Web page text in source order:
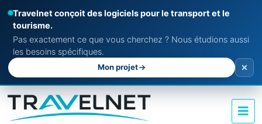
Travelnet conçoit des logiciels pour le transport et le
tourisme.
Pas exactement ce que vous cherchez ? Nous étudions aussi
les besoins spécifiques.
Mon projet